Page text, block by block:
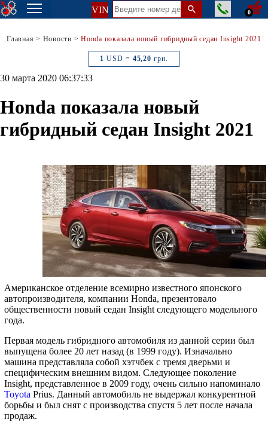
VIN 0
Главная > Новости >Honda показала новый гибридный седан Insight 2021
1 USD = 45,20 грн.
30 марта 2020 06:37:33
Honda показала новый
гибридный седан Insight 2021
Американское отделение всемирно известного японского
автопроизводителя, компании Honda, презентовало
общественности новый седан Insight следующего модельного
года.
Первая модель гибридного автомобиля из данной серии был
выпущена более 20 лет назад (в 1999 году). Изначально
машина представляла собой хэтчбек с тремя дверьми и
специфическим внешним видом. Следующее поколение
Insight, представленное в 2009 году, очень сильно напоминало
Toyota Prius. Данный автомобиль не выдержал конкурентной
борьбы и был снят с производства спустя 5 лет после начала
продаж.